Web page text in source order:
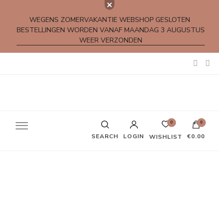
WEGENS ZOMERVAKANTIE WEBSHOP GESLOTEN
BESTELLINGEN WORDEN VANAF MAANDAG 3 AUGUSTUS
WEER VERZONDEN
SEARCH LOGIN
0
WISHLIST
0
€0.00